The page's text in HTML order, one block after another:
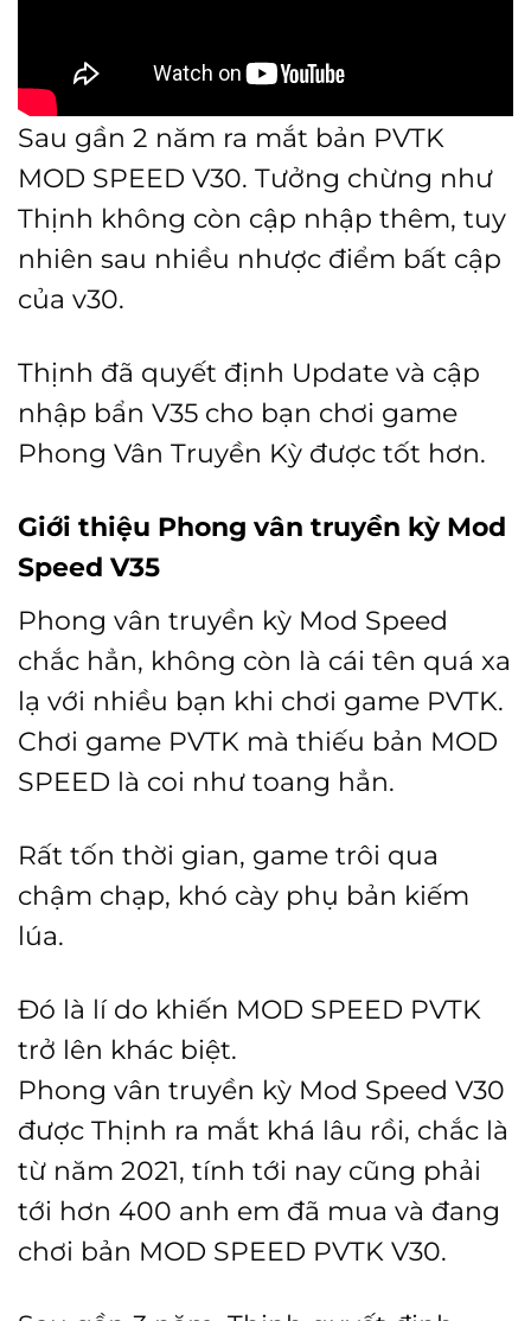
Sau gần 2 năm ra mắt bản PVTK
MOD SPEED V30. Tưởng chừng như
Thịnh không còn cập nhập thêm, tuy
nhiên sau nhiều nhược điểm bất cập
của v30.
Thịnh đã quyết định Update và cập
nhập bẩn V35 cho bạn chơi game
Phong Vân Truyền Kỳ được tốt hơn.
Giới thiệu Phong vân truyền kỳ Mod
Speed V35
Phong vân truyền kỳ Mod Speed
chắc hẳn, không còn là cái tên quá xa
lạ với nhiều bạn khi chơi game PVTK.
Chơi game PVTK mà thiếu bản MOD
SPEED là coi như toang hẳn.
Rất tốn thời gian, game trôi qua
chậm chạp, khó cày phụ bản kiếm
lúa.
Đó là lí do khiến MOD SPEED PVTK
trở lên khác biệt.
Phong vân truyền kỳ Mod Speed V30
được Thịnh ra mắt khá lâu rồi, chắc là
từ năm 2021, tính tới nay cũng phải
tới hơn 400 anh em đã mua và đang
chơi bản MOD SPEED PVTK V30.